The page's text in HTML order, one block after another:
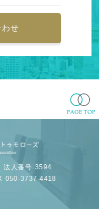
せ
法人番号 3594
050-3737-4418